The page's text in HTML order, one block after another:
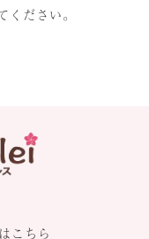
ださい。
こちら